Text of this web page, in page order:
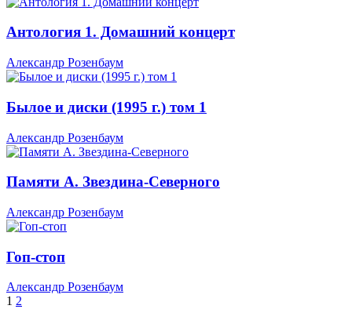
Антология 1. Домашний концерт
Александр Розенбаум
Былое и диски (1995 г.) том 1
Александр Розенбаум
Памяти А. Звездина-Северного
Александр Розенбаум
Гоп-стоп
Александр Розенбаум
1 2